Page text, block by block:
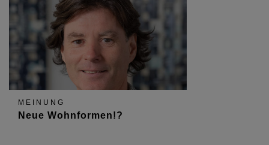
MEINUNG
Neue Wohnformen!?